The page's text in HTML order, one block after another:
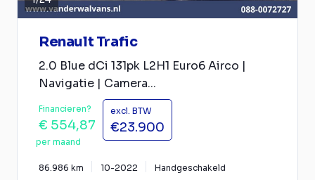
Renault Trafic
2.0 Blue dCi 131pk L2H1 Euro6 Airco |
Navigatie | Camera...
Financieren?
€ 554,87
per maand
excl. BTW
€23.900
86.986 km 10-2022 Handgeschakeld